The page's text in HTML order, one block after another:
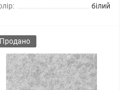
білий
Продано